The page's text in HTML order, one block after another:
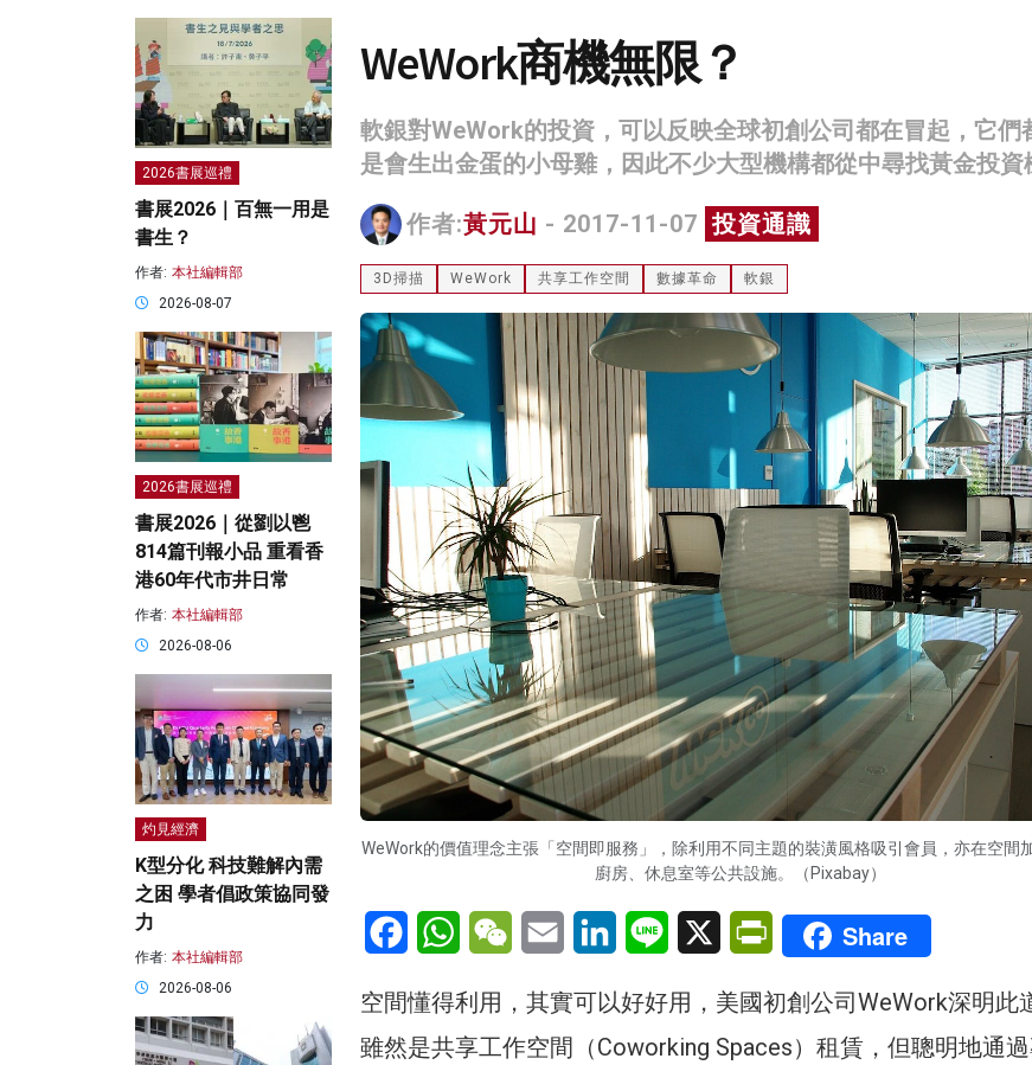
WeWork商機無限？
軟銀對WeWork的投資，可以反映全球初創公司都在冒起，它們
是會生出金蛋的小母雞，因此不少大型機構都從中尋找黃金投資
作者:黃元山 - 2017-11-07 投資通識
3D掃描 WeWork 共享工作空間 數據革命 軟銀
WeWork的價值理念主張「空間即服務」，除利用不同主題的裝潢風格吸引會員，亦在空間
廚房、休息室等公共設施。（Pixabay）
FacebookWhatsAppWeChatEmail LinkedInLine X PrintFriendly
Share
空間懂得利用，其實可以好好用，美國初創公司WeWork深明此
雖然是共享工作空間（Coworking Spaces）租賃，但聰明地通
2026書展巡禮
書展2026｜百無一用是
書生？
作者: 本社編輯部
2026-08-07
2026書展巡禮
書展2026｜從劉以鬯
814篇刊報小品 重看香
港60年代市井日常
作者: 本社編輯部
2026-08-06
灼見經濟
K型分化 科技難解內需
之困 學者倡政策協同發
力
作者: 本社編輯部
2026-08-06